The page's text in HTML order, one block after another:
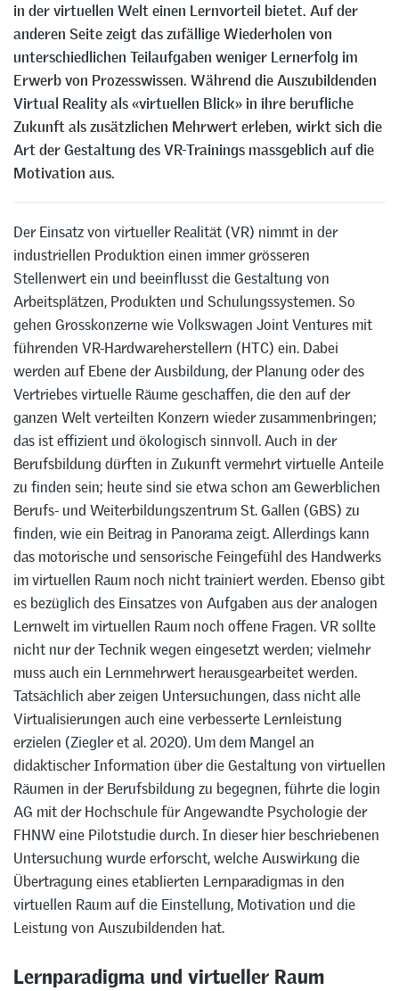
in der virtuellen Welt einen Lernvorteil bietet. Auf der
anderen Seite zeigt das zufällige Wiederholen von
unterschiedlichen Teilaufgaben weniger Lernerfolg im
Erwerb von Prozesswissen. Während die Auszubildenden
Virtual Reality als «virtuellen Blick» in ihre berufliche
Zukunft als zusätzlichen Mehrwert erleben, wirkt sich die
Art der Gestaltung des VR-Trainings massgeblich auf die
Motivation aus.
Der Einsatz von virtueller Realität (VR) nimmt in der
industriellen Produktion einen immer grösseren
Stellenwert ein und beeinflusst die Gestaltung von
Arbeitsplätzen, Produkten und Schulungssystemen. So
gehen Grosskonzerne wie Volkswagen Joint Ventures mit
führenden VR-Hardwareherstellern (HTC) ein. Dabei
werden auf Ebene der Ausbildung, der Planung oder des
Vertriebes virtuelle Räume geschaffen, die den auf der
ganzen Welt verteilten Konzern wieder zusammenbringen;
das ist effizient und ökologisch sinnvoll. Auch in der
Berufsbildung dürften in Zukunft vermehrt virtuelle Anteile
zu finden sein; heute sind sie etwa schon am Gewerblichen
Berufs- und Weiterbildungszentrum St. Gallen (GBS) zu
finden, wie ein Beitrag in Panorama zeigt. Allerdings kann
das motorische und sensorische Feingefühl des Handwerks
im virtuellen Raum noch nicht trainiert werden. Ebenso gibt
es bezüglich des Einsatzes von Aufgaben aus der analogen
Lernwelt im virtuellen Raum noch offene Fragen. VR sollte
nicht nur der Technik wegen eingesetzt werden; vielmehr
muss auch ein Lernmehrwert herausgearbeitet werden.
Tatsächlich aber zeigen Untersuchungen, dass nicht alle
Virtualisierungen auch eine verbesserte Lernleistung
erzielen (Ziegler et al. 2020). Um dem Mangel an
didaktischer Information über die Gestaltung von virtuellen
Räumen in der Berufsbildung zu begegnen, führte die login
AG mit der Hochschule für Angewandte Psychologie der
FHNW eine Pilotstudie durch. In dieser hier beschriebenen
Untersuchung wurde erforscht, welche Auswirkung die
Übertragung eines etablierten Lernparadigmas in den
virtuellen Raum auf die Einstellung, Motivation und die
Leistung von Auszubildenden hat.
Lernparadigma und virtueller Raum